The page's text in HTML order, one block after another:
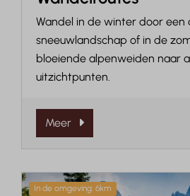
Wandel in de winter door een
sneeuwlandschap of in de
bloeiende alpenweiden naar
uitzichtpunten.
Meer
In de omgeving: 6km